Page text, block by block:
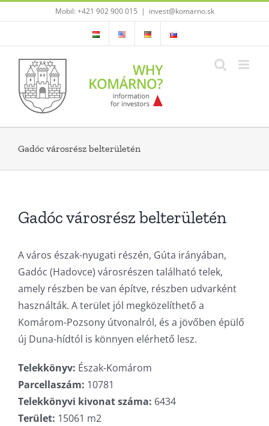
to
Mobil: +421 902 900 015 | invest@komarno.sk
Gadóc városrész belterületén
Gadóc városrész belterületén
A város észak-nyugati részén, Gúta irányában,
Gadóc (Hadovce) városrészen található telek,
amely részben be van építve, részben udvarként
használták. A terület jól megközelíthető a
Komárom-Pozsony útvonalról, és a jövőben épülő
új Duna-hídtól is könnyen elérhető lesz.
Telekkönyv: Észak-Komárom
Parcellaszám: 10781
Telekkönyvi kivonat száma: 6434
Terület: 15061 m2